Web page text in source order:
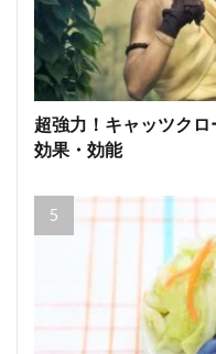
超強力！キャッツク
効果・効能